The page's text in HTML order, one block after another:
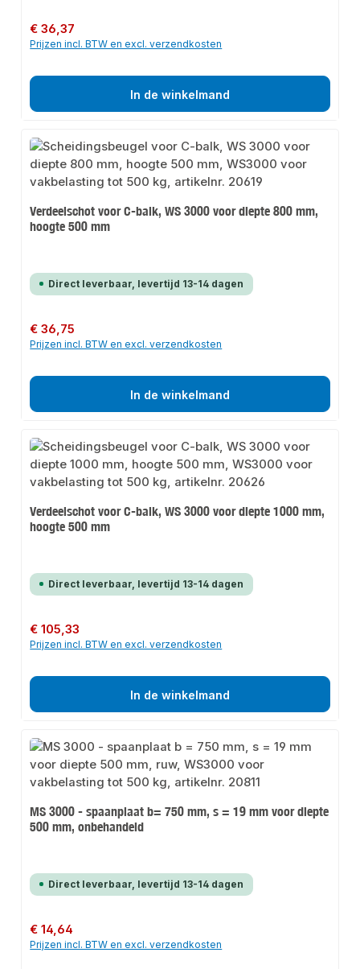
Normale prijs:
€ 36,37
Prijzen incl. BTW en excl. verzendkosten
In de winkelmand
Verdeelschot voor C-balk, WS 3000 voor diepte 800 mm,
hoogte 500 mm
Direct leverbaar, levertijd 13-14 dagen
Normale prijs:
€ 36,75
Prijzen incl. BTW en excl. verzendkosten
In de winkelmand
Verdeelschot voor C-balk, WS 3000 voor diepte 1000 mm,
hoogte 500 mm
Direct leverbaar, levertijd 13-14 dagen
Normale prijs:
€ 105,33
Prijzen incl. BTW en excl. verzendkosten
In de winkelmand
MS 3000 - spaanplaat b= 750 mm, s = 19 mm voor diepte
500 mm, onbehandeld
Direct leverbaar, levertijd 13-14 dagen
Normale prijs:
€ 14,64
Prijzen incl. BTW en excl. verzendkosten